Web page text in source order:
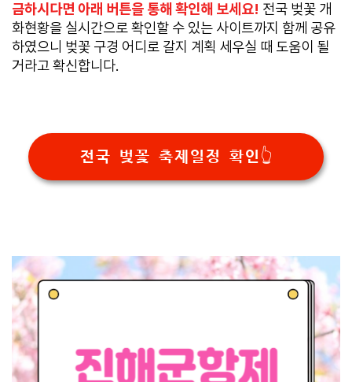
금하시다면 아래 버튼을 통해 확인해 보세요! 전국 벚꽃 개
화현황을 실시간으로 확인할 수 있는 사이트까지 함께 공유
하였으니 벚꽃 구경 어디로 갈지 계획 세우실 때 도움이 될
거라고 확신합니다.
전국 벚꽃 축제일정 확인👆